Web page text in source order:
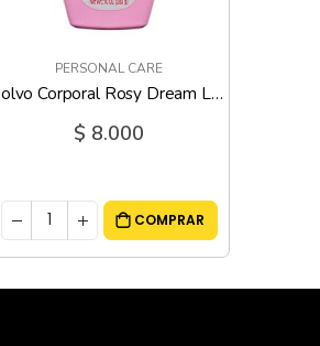
PERSONAL CARE
Polvo Corporal Rosy Dream Lucky - 10 Oz
$ 8.000
COMPRAR